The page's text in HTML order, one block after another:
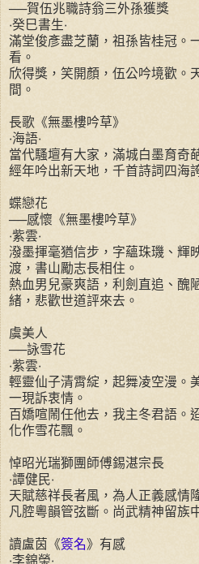
──賀伍兆職詩翁三外孫獲獎
‧癸巳書生‧
滿堂俊彥盡芝蘭，祖孫皆桂冠。
看。
欣得獎，笑開顏，伍公吟境歡。
間。
長歌《無墨樓吟草》
‧海語‧
當代騷壇有大家，滿城白墨育奇
經年吟出新天地，千首詩詞四海
蝶戀花
──感懷《無墨樓吟草》
‧紫雲‧
潑墨揮毫猶信步，字蘊珠璣、輝
渡，書山勵志長相住。
熱血男兒豪爽語，利劍直追、醜
緒，悲歡世道評來去。
虞美人
──詠雪花
‧紫雲‧
輕靈仙子清霄綻，起舞凌空漫。
一現訴衷情。
百嬌喧鬧任他去，我主冬君語。
化作雪花飄。
悼昭光瑞獅團師傅錫湛宗長
‧譚健民‧
天賦慈祥長者風，為人正義感情
凡腔粵韻管弦斷。尚武精神留族
讀盧茵《簽名》有感
‧李錦榮‧